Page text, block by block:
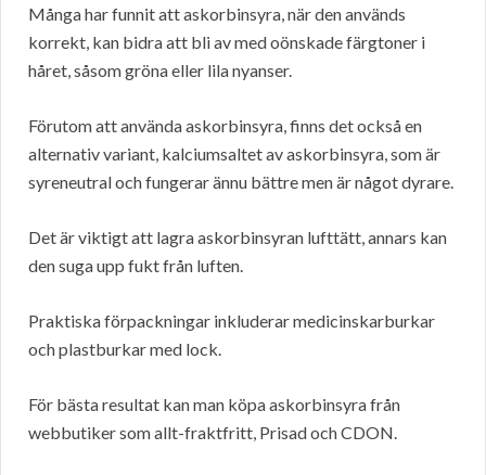
Många har funnit att askorbinsyra, när den används
korrekt, kan bidra att bli av med oönskade färgtoner i
håret, såsom gröna eller lila nyanser.
Förutom att använda askorbinsyra, finns det också en
alternativ variant, kalciumsaltet av askorbinsyra, som är
syreneutral och fungerar ännu bättre men är något dyrare.
Det är viktigt att lagra askorbinsyran lufttätt, annars kan
den suga upp fukt från luften.
Praktiska förpackningar inkluderar medicinskarburkar
och plastburkar med lock.
För bästa resultat kan man köpa askorbinsyra från
webbutiker som allt-fraktfritt, Prisad och CDON.